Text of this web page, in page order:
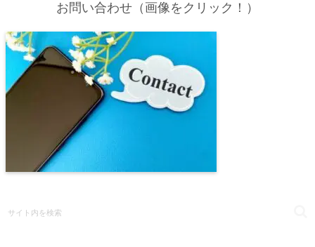
お問い合わせ（画像をクリック！）